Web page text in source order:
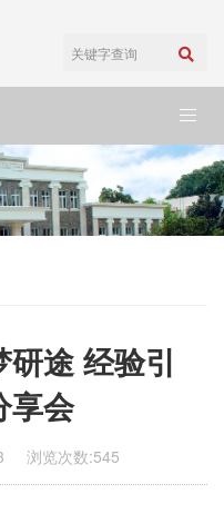
途 经验引
享会
浏览次数:545